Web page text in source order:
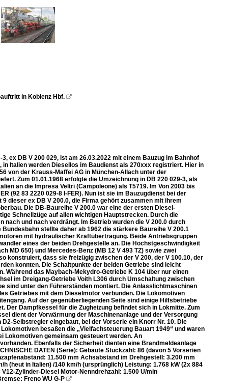
in Koblenz Hbf. 
ex DB V 200 029, ist am 26.03.2022 mit einem Bauzug im Bahnhof
in Italien werden Diesellos im Baudienst als 270xxx registriert. Hier in
von der Krauss-Maffei AG in München-Allach unter der
Zum 01.01.1968 erfolgte die Umzeichnung in DB 220 029-3, als
an die Impresa Veltri (Campoleone) als T5719. Im Von 2003 bis
(92 83 2220 029-8 I-FER). Nun ist sie im Bauzugdienst bei der
dieser ex DB V 200.0, die Firma gehört zusammen mit ihrem
Die DB-Baureihe V 200.0 war eine der ersten Diesel-
Schnellzüge auf allen wichtigen Hauptstrecken. Durch die
und nach verdrängt. Im Betrieb wurden die V 200.0 durch
stellte daher ab 1962 die stärkere Baureihe V 200.1
mit hydraulischer Kraftübertragung. Beide Antriebsgruppen
eines der beiden Drehgestelle an. Die Höchstgeschwindigkeit
MD 650) und Mercedes-Benz (MB 12 V 493 TZ) sowie zwei
konstruiert, dass sie freizügig zwischen der V 200, der V 100.10, der
konnten. Die Schaltpunkte der beiden Getriebe sind leicht
Während das Maybach-Mekydro-Getriebe K 104 über nur einen
im Dreigang-Getriebe Voith L306 durch Umschaltung zwischen
sind unter den Führerständen montiert. Die Anlasslichtmaschinen
Getriebes mit dem Dieselmotor verbunden. Die Lokomotiven
Auf der gegenüberliegenden Seite sind einige Hilfsbetriebe
Der Dampfkessel für die Zugheizung befindet sich in Lokmitte. Zum
dient der Vorwärmung der Maschinenanlage und der Versorgung
Selbstregler eingebaut, bei der Vorserie ein Knorr Nr. 10. Die
besaßen die „Vielfachsteuerung Bauart 1949“ und waren
Lokomotiven gemeinsam gesteuert werden. An
Ebenfalls der Sicherheit dienten eine Brandmeldeanlage
DATEN (Serie): Gebaute Stückzahl: 86 (davon 5 Vorserien
11.500 mm Achsabstand im Drehgestell: 3.200 mm
(heut in Italien) /140 km/h (ursprünglich) Leistung: 1.768 kW (2x 884
Zylinder-Diesel Motor-Nenndrehzahl: 1.500 U/min
Freno WU G-P 